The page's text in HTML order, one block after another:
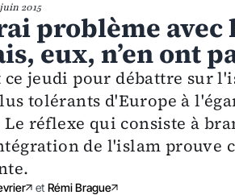
2015
problème avec
eux, n’en ont
jeudi pour débattre sur
tolérants d'Europe à
réflexe qui consiste à
de l'islam prouve
et Rémi Brague